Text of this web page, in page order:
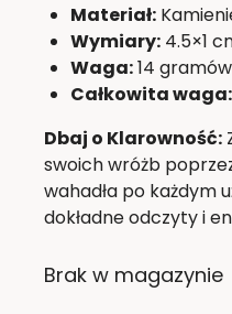
Materiał:
Wymiary: 4.5×1
Waga:14 gramów
Całkowita waga:
Dbaj o Klarowność:
swoich wróżb
wahadła po każdym
dokładne odczyty i
Brak w magazynie